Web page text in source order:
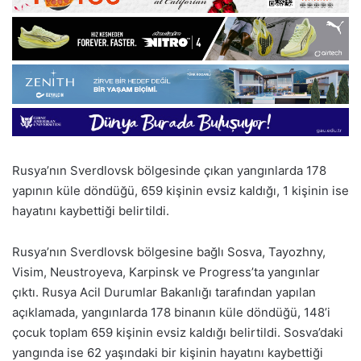
Rusya’nın Sverdlovsk bölgesinde çıkan yangınlarda 178
yapının küle döndüğü, 659 kişinin evsiz kaldığı, 1 kişinin ise
hayatını kaybettiği belirtildi.
Rusya’nın Sverdlovsk bölgesine bağlı Sosva, Tayozhny,
Visim, Neustroyeva, Karpinsk ve Progress’ta yangınlar
çıktı. Rusya Acil Durumlar Bakanlığı tarafından yapılan
açıklamada, yangınlarda 178 binanın küle döndüğü, 148’i
çocuk toplam 659 kişinin evsiz kaldığı belirtildi. Sosva’daki
yangında ise 62 yaşındaki bir kişinin hayatını kaybettiği